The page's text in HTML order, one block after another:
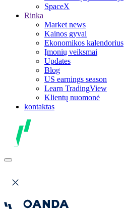
SpaceX
Rinka
Market news
Kainos gyvai
Ekonomikos kalendorius
Įmonių veiksmai
Updates
Blog
US earnings season
Learn TradingView
Klientų nuomonė
kontaktas